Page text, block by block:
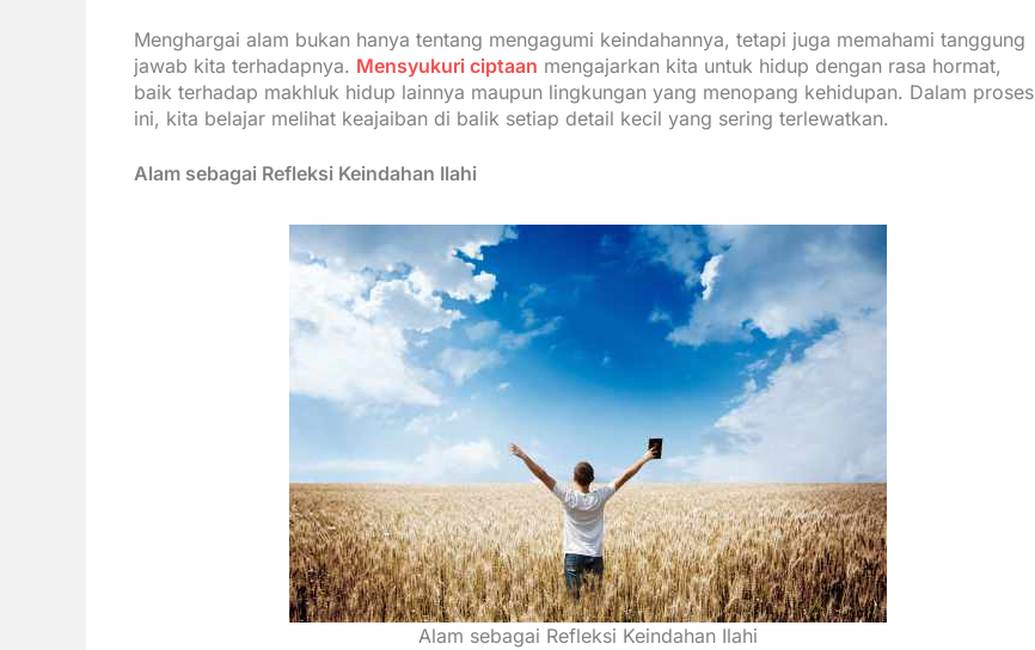
Menghargai alam bukan hanya tentang mengagumi keindahannya, tetapi juga memahami tanggung
jawab kita terhadapnya. Mensyukuri ciptaan mengajarkan kita untuk hidup dengan rasa hormat,
baik terhadap makhluk hidup lainnya maupun lingkungan yang menopang kehidupan. Dalam proses
ini, kita belajar melihat keajaiban di balik setiap detail kecil yang sering terlewatkan.
Alam sebagai Refleksi Keindahan Ilahi
Alam sebagai Refleksi Keindahan Ilahi